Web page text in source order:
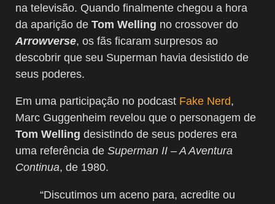
na televisão. Quando finalmente chegou a hora
da aparição de Tom Welling no crossover do
Arrowverse, os fãs ficaram surpresos ao
descobrir que seu Superman havia desistido de
seus poderes.
Em uma participação no podcast Fake Nerd,
Marc Guggenheim revelou que o personagem de
Tom Welling desistindo de seus poderes era
uma referência de Superman II – A Aventura
Continua, de 1980.
“Discutimos um aceno para, acredite ou